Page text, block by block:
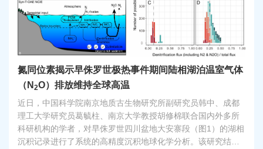
氮同位素揭示早侏罗世极热事件期间陆相湖泊温室气体
（N 2O）排放维持全球高温
近日，中国科学院南京地质古生物研究所副研究员韩中、成都
理工大学研究员葛毓柱、南京大学教授胡修棉联合国内外多所
科研机构的学者，对早侏罗世四川盆地大安寨段（图1）的湖相
沉积记录进行了系统的高精度沉积地球化学分析。该研究结合